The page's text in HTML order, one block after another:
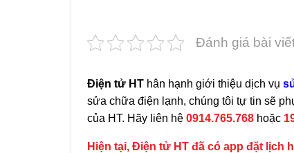
Đánh giá bài
Điện tử HT hân hạnh giới thiệu dịch vụ
sửa chữa điện lạnh, chúng tôi tự tin sẽ
của HT. Hãy liên hệ 0914.765.768 hoặc
Hiện tại, Điện tử HT đã có app đặt lịch